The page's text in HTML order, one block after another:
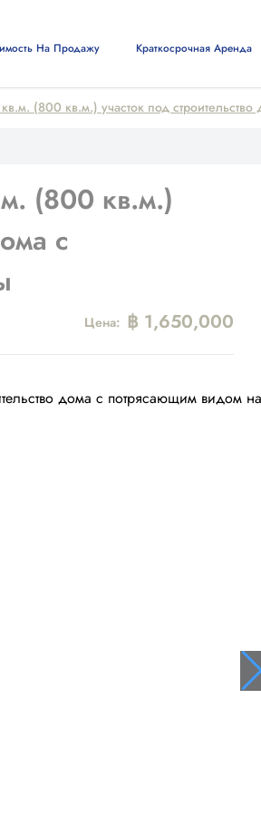
На Продажу Краткосрочная Аренда
(800 кв.м.) участок под
(800 кв.м.)
с
Цена: ฿ 1,650,000